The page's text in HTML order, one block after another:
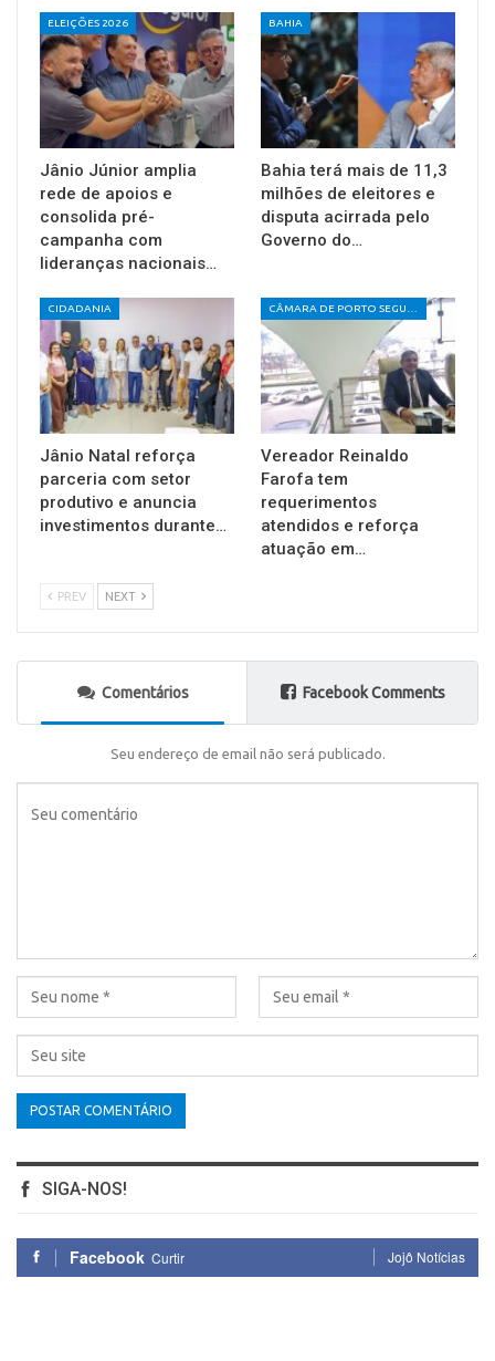
ELEIÇÕES 2026
Jânio Júnior amplia
rede de apoios e
consolida pré-
campanha com
lideranças nacionais…
BAHIA
Bahia terá mais de 11,3
milhões de eleitores e
disputa acirrada pelo
Governo do…
CIDADANIA
Jânio Natal reforça
parceria com setor
produtivo e anuncia
investimentos durante…
Vereador Reinaldo
Farofa tem
requerimentos
atendidos e reforça
atuação em…
PREV NEXT
Comentários Facebook Comments
Seu endereço de email não será publicado.
SIGA-NOS!
Facebook Curtir Jojô Notícias